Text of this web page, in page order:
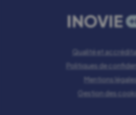
Qualité et
Politiques de
Mentions légales
Gestion des